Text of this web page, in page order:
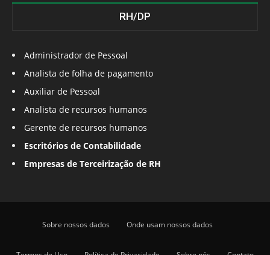
RH/DP
Administrador de Pessoal
Analista de folha de pagamento
Auxiliar de Pessoal
Analista de recursos humanos
Gerente de recursos humanos
Escritórios de Contabilidade
Empresas de Terceirização de RH
Sobre nossos dados Onde usam nossos dados